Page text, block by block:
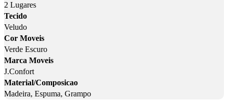
2 Lugares
Tecido
Veludo
Cor Moveis
Verde Escuro
Marca Moveis
J.Confort
Material/Composicao
Madeira, Espuma, Grampo